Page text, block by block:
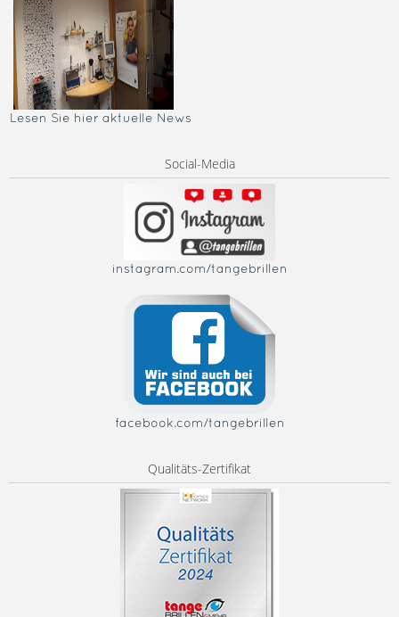
Lesen Sie hier aktuelle News
Social-Media
instagram.com/tangebrillen
facebook.com/tangebrillen
Qualitäts-Zertifikat